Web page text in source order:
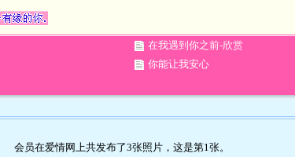
在我遇到你之前-欣赏
你能让我安心
会员在爱情网上共发布了3张照片，这是第1 张。